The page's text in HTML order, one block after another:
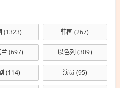
(1323) 韩国 (267)
(697) 以色列 (309)
(114) 演员 (95)